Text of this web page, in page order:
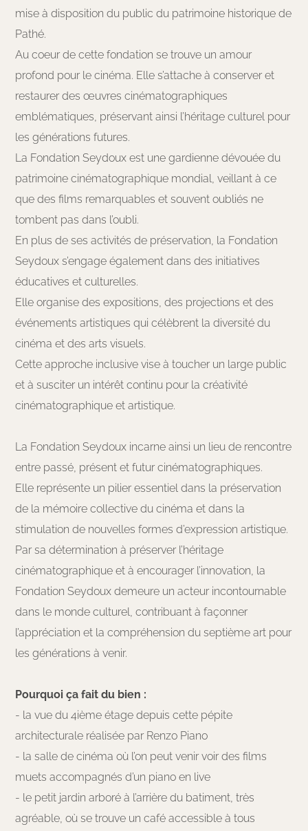
mise à disposition du public du patrimoine historique de
Pathé.
Au coeur de cette fondation se trouve un amour
profond pour le cinéma. Elle s’attache à conserver et
restaurer des œuvres cinématographiques
emblématiques, préservant ainsi l’héritage culturel pour
les générations futures.
La Fondation Seydoux est une gardienne dévouée du
patrimoine cinématographique mondial, veillant à ce
que des films remarquables et souvent oubliés ne
tombent pas dans l’oubli.
En plus de ses activités de préservation, la Fondation
Seydoux s’engage également dans des initiatives
éducatives et culturelles.
Elle organise des expositions, des projections et des
événements artistiques qui célèbrent la diversité du
cinéma et des arts visuels.
Cette approche inclusive vise à toucher un large public
et à susciter un intérêt continu pour la créativité
cinématographique et artistique.
La Fondation Seydoux incarne ainsi un lieu de rencontre
entre passé, présent et futur cinématographiques.
Elle représente un pilier essentiel dans la préservation
de la mémoire collective du cinéma et dans la
stimulation de nouvelles formes d’expression artistique.
Par sa détermination à préserver l’héritage
cinématographique et à encourager l’innovation, la
Fondation Seydoux demeure un acteur incontournable
dans le monde culturel, contribuant à façonner
l’appréciation et la compréhension du septième art pour
les générations à venir.
Pourquoi ça fait du bien :
- la vue du 4ième étage depuis cette pépite
architecturale réalisée par Renzo Piano
- la salle de cinéma où l’on peut venir voir des films
muets accompagnés d’un piano en live
- le petit jardin arboré à l’arrière du batiment, très
agréable, où se trouve un café accessible à tous